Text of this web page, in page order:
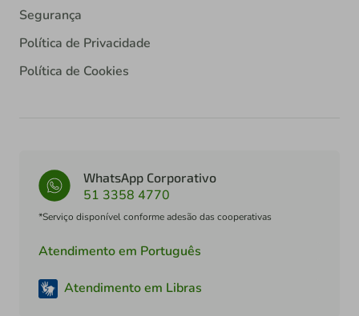
Segurança
Política de Privacidade
Política de Cookies
WhatsApp Corporativo
51 3358 4770
*Serviço disponível conforme adesão das cooperativas
Atendimento em Português
Atendimento em Libras